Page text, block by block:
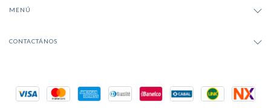
MENÚ
CONTACTÁNOS